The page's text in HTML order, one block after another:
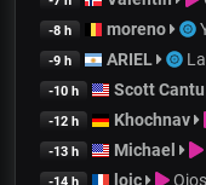
-8 h moreno
-9 h ARIEL
-10 h Scott Cantu
-12 h Khochnav
-13 h Michael
-14 h loic